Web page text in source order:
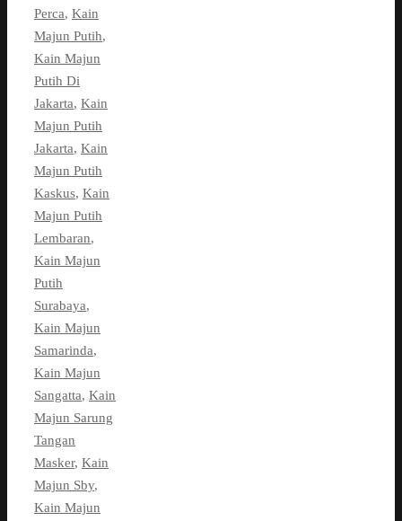
Perca, Kain
Majun Putih,
Kain Majun
Putih Di
Jakarta, Kain
Majun Putih
Jakarta, Kain
Majun Putih
Kaskus, Kain
Majun Putih
Lembaran,
Kain Majun
Putih
Surabaya,
Kain Majun
Samarinda,
Kain Majun
Sangatta, Kain
Majun Sarung
Tangan
Masker, Kain
Majun Sby,
Kain Majun